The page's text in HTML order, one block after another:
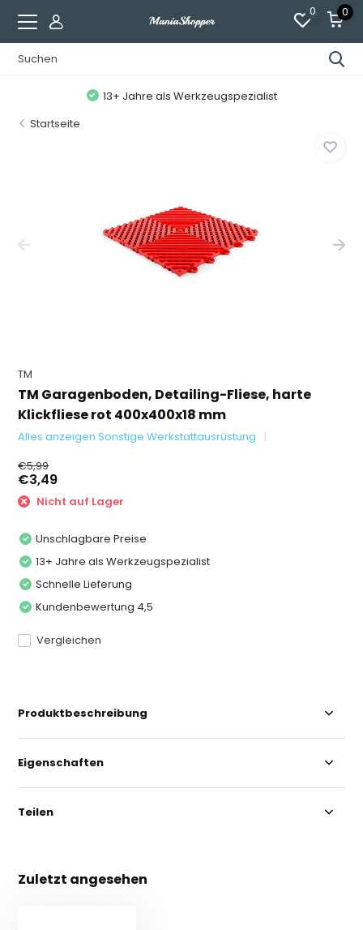
0 0
13+ Jahre als Werkzeugspezialist
Startseite
TM
TM Garagenboden, Detailing-Fliese, harte
Klickfliese rot 400x400x18 mm
Alles anzeigen Sonstige Werkstattausrüstung
€5,99
€3,49
Nicht auf Lager
Unschlagbare Preise
13+ Jahre als Werkzeugspezialist
Schnelle Lieferung
Kundenbewertung 4,5
Vergleichen
Produktbeschreibung
Eigenschaften
Teilen
Zuletzt angesehen